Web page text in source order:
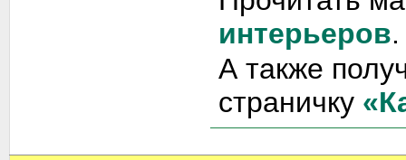
интерьеров.
А также
страничку